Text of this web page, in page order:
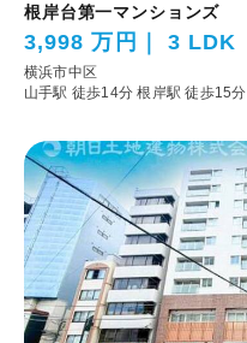
根岸台第一マンションズ
3,998 万円 3 LDK
横浜市中区
山手駅 徒歩14分根岸駅 徒歩15分